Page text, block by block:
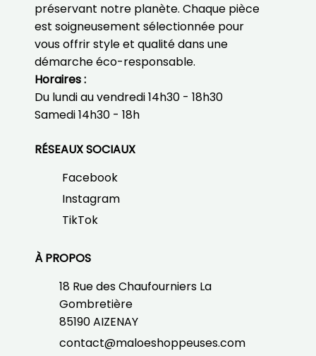
préservant notre planète. Chaque pièce
est soigneusement sélectionnée pour
vous offrir style et qualité dans une
démarche éco-responsable.
Horaires :
Du lundi au vendredi14h30 - 18h30
Samedi14h30 - 18h
RÉSEAUX SOCIAUX
Facebook
Instagram
TikTok
À PROPOS
18 Rue des Chaufourniers La
Gombretière
85190 AIZENAY
contact@maloeshoppeuses.com